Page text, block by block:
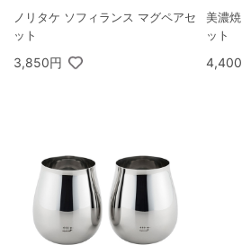
ノリタケ ソフィランス マグペアセ
ット
3,850円
美濃
ット